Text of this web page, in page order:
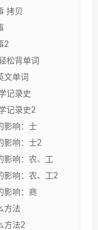
拷贝
2
松背单词
文单词
记录史
记录史2
影响：士
影响：士2
影响：农、工
影响：农、工2
影响：商
方法
方法2